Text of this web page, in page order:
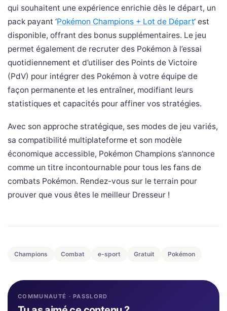
qui souhaitent une expérience enrichie dès le départ, un
pack payant ‘Pokémon Champions + Lot de Départ‘ est
disponible, offrant des bonus supplémentaires. Le jeu
permet également de recruter des Pokémon à l’essai
quotidiennement et d’utiliser des Points de Victoire
(PdV) pour intégrer des Pokémon à votre équipe de
façon permanente et les entraîner, modifiant leurs
statistiques et capacités pour affiner vos stratégies.
Avec son approche stratégique, ses modes de jeu variés,
sa compatibilité multiplateforme et son modèle
économique accessible, Pokémon Champions s’annonce
comme un titre incontournable pour tous les fans de
combats Pokémon. Rendez-vous sur le terrain pour
prouver que vous êtes le meilleur Dresseur !
Champions Combat e-sport Gratuit Pokémon
COMMUNAUTÉ · PASSLORD